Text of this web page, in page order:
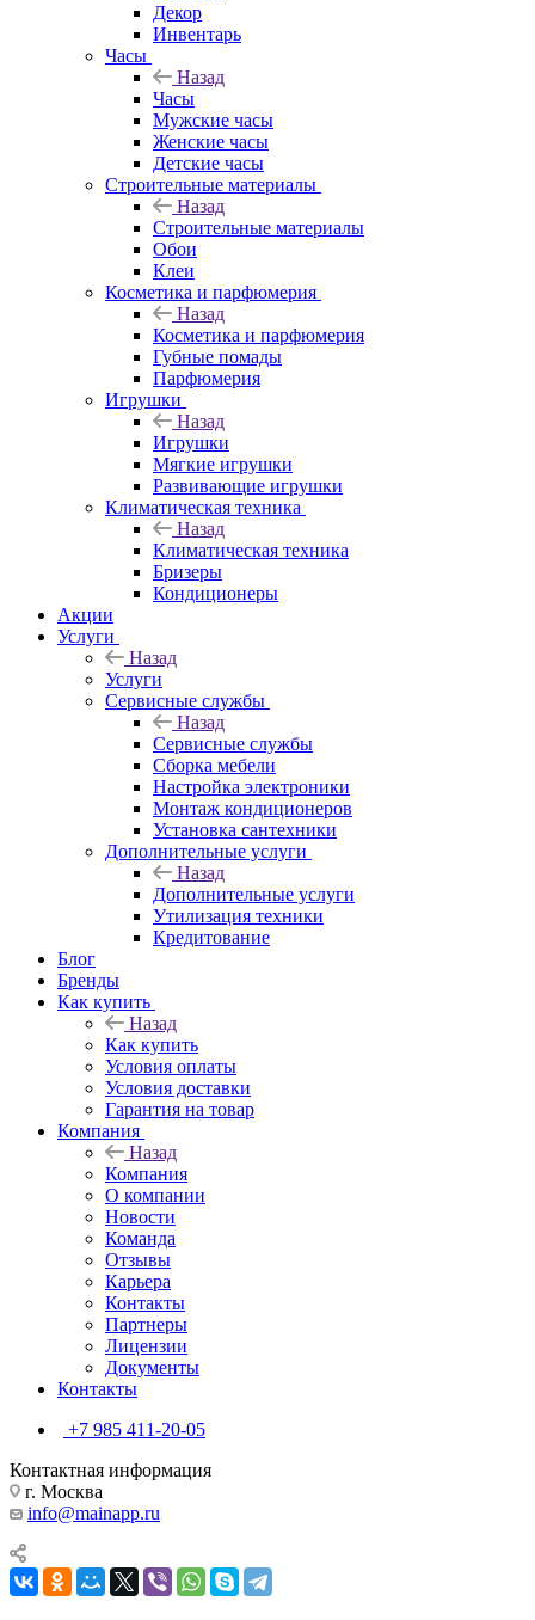
Декор
Инвентарь
Часы
Назад
Часы
Мужские часы
Женские часы
Детские часы
Строительные материалы
Назад
Строительные материалы
Обои
Клеи
Косметика и парфюмерия
Назад
Косметика и парфюмерия
Губные помады
Парфюмерия
Игрушки
Назад
Игрушки
Мягкие игрушки
Развивающие игрушки
Климатическая техника
Назад
Климатическая техника
Бризеры
Кондиционеры
Акции
Услуги
Назад
Услуги
Сервисные службы
Назад
Сервисные службы
Сборка мебели
Настройка электроники
Монтаж кондиционеров
Установка сантехники
Дополнительные услуги
Назад
Дополнительные услуги
Утилизация техники
Кредитование
Блог
Бренды
Как купить
Назад
Как купить
Условия оплаты
Условия доставки
Гарантия на товар
Компания
Назад
Компания
О компании
Новости
Команда
Отзывы
Карьера
Контакты
Партнеры
Лицензии
Документы
Контакты
+7 985 411-20-05
Контактная информация
г. Москва
info@mainapp.ru